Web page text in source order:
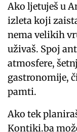
Ako ljetuješ u
izleta koji
nema velikih
uživaš. Spoj
atmosfere,
gastronomije,
pamti.
Ako tek
Kontiki.ba